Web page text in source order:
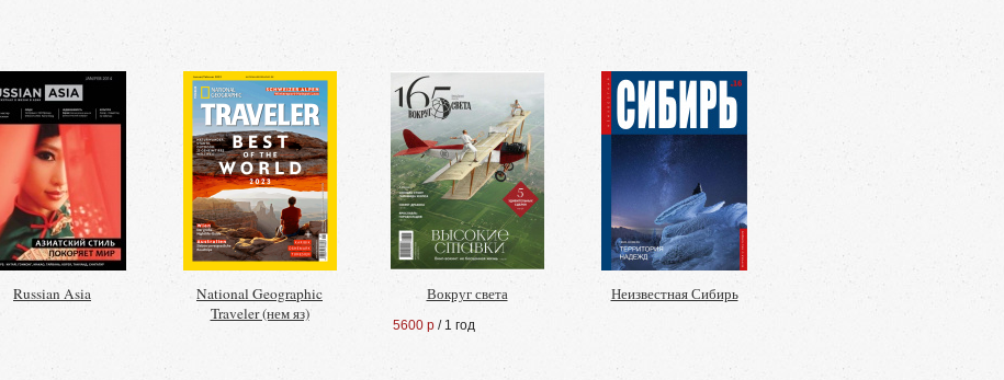
Russian Asia
National Geographic
Traveler (нем яз)
Вокруг света
5600 р / 1 год
Неизвестная Сибирь